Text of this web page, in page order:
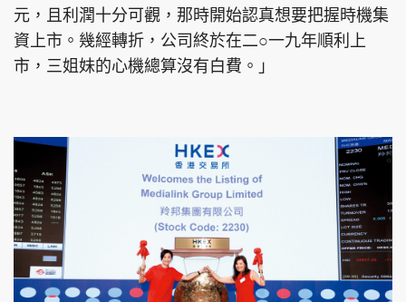
元，且利潤十分可觀，那時開始認真想要把握時機集
資上市。幾經轉折，公司終於在二○一九年順利上
市，三姐妹的心機總算沒有白費。」